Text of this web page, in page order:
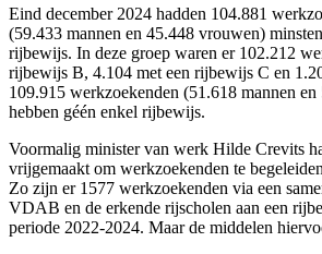
Eind december 2024 hadden 104.881
(59.433 mannen en 45.448 vrouwen)
rijbewijs. In deze groep waren er 102.212
rijbewijs B, 4.104 met een rijbewijs C en
109.915 werkzoekenden (51.618 mannen
hebben géén enkel rijbewijs.
Voormalig minister van werk Hilde Crevits
vrijgemaakt om werkzoekenden te
Zo zijn er 1577 werkzoekenden via een
VDAB en de erkende rijscholen aan een
periode 2022-2024. Maar de middelen